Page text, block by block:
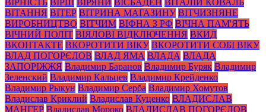
ВІТАННЯ ВІТЕР ВІТРИНА МАГАЗИНУ ВІТЧИЗНЯНЕ
ВИРОБНИЦТВО ВІТЧИМ ВІФНА З РФ ВІЧНА ПАМ'ЯТЬ
ВІЧНИЙ ПОЛІТ ВІЯЛОВІ ВІДКЛЮЧЕННЯ ВКИД
ВКОНТАКТЕ ВКОРОТИТИ ВІКУ ВКОРОТИТИ СОБІ ВІКУ
ВЛАД ПОГОРЄЛОВ ВЛАД ЯМА ВЛАДА ВЛАДА
ЗАПОРІЖЖЯ Владимир Баранов Владимир Буряк Владимир
Зеленский Владимир Кальцев Владимир Крейденко
Владимир Рыкун Владимир Серба Владимир Хомутов
Владислав Криклий Владислав Куценко ВЛАДИСЛАВ
МАНГЕР Владислав Мороко ВЛАДИСЛАВ ПОГОРЄЛОВ